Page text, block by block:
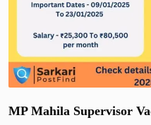
MP Mahila Supervisor